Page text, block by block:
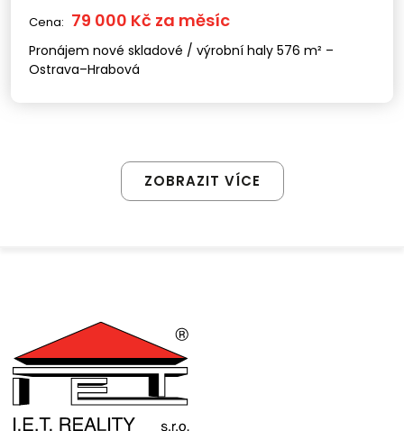
Cena: 79 000 Kč za měsíc
Pronájem nové skladové / výrobní haly 576 m² –
Ostrava–Hrabová
ZOBRAZIT VÍCE